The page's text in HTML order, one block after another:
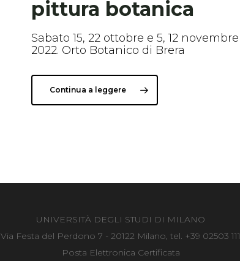
pittura botanica
Sabato 15, 22 ottobre e 5, 12 novembre
2022. Orto Botanico di Brera
Continua a leggere
UNIVERSITÀ DEGLI STUDI DI MILANO
Via Festa del Perdono 7 - 20122 Milano, tel. +39 02503 111
Posta Elettronica Certificata